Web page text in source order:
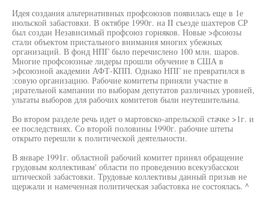
Идея создания альтернативных профсоюзов появилась еще в 1е
июльской забастовки. В октябре 1990г. на II съезде шахтеров СР
был создан Независимый профсоюз горняков. Новые >фсоюзы
стали объектом пристального внимания многих убежных
организаций. В фонд НПГ было перечислено 100 млн. шаров.
Многие профсоюзные лидеры прошли обучение в США в
>фсоюзной академии АФТ-КПП. Однако НПГ не превратился в
:совую организацию. Рабочие комитеты приняли участие в
¡ирательной кампании по выборам депутатов различных уровней,
ультаты выборов для рабочих комитетов были неутешительны.
Во втором разделе речь идет о мартовско-апрельской стачке >1г. и
ее последствиях. Со второй половины 1990г. рабочие штеты
открыто перешли к политической деятельности.
В январе 1991г. областной рабочий комитет принял обращение
грудовым коллективам' области по проведению всекузбасскои
штической забастовки. Трудовые коллективы данный призыв не
щержали и намеченная политическая забастовка не состоялась. ^